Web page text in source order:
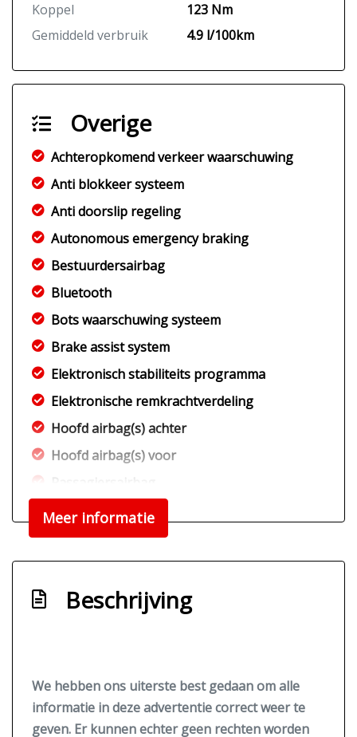
Koppel
123 Nm
Gemiddeld verbruik
4.9 l/100km
Overige
Achteropkomend verkeer waarschuwing
Anti blokkeer systeem
Anti doorslip regeling
Autonomous emergency braking
Bestuurdersairbag
Bluetooth
Bots waarschuwing systeem
Brake assist system
Elektronisch stabiliteits programma
Elektronische remkrachtverdeling
Hoofd airbag(s) achter
Hoofd airbag(s) voor
Schakelpaddles
Vervolgbotsing preventie
Zij airbag(s) voor
Exterieur
verwarmbaar
Centrale vergrendeling met
afstandsbediening
Meer informatie
Beschrijving
We hebben ons uiterste best gedaan om alle
informatie in deze advertentie correct weer te
geven. Er kunnen echter geen rechten worden